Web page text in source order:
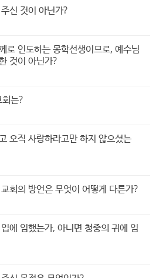
신 것이 아닌가?
로 인도하는 몽학선생이므로, 예수님
것이 아닌가?
는?
오직 사랑하라고만 하지 않으셨는
회의 방언은 무엇이 어떻게 다른가?
에 임했는가, 아니면 청중의 귀에 임